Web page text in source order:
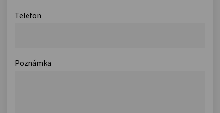
Telefon
Poznámka